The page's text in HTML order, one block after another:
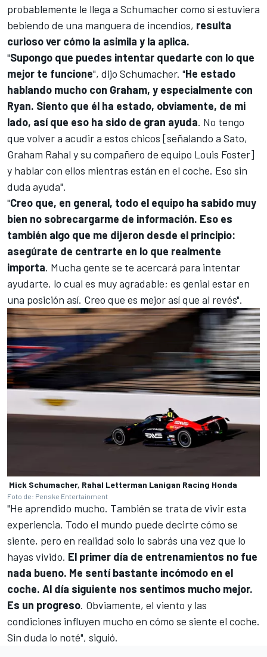
probablemente le llega a Schumacher como si estuviera
bebiendo de una manguera de incendios, resulta
curioso ver cómo la asimila y la aplica.
"Supongo que puedes intentar quedarte con lo que
mejor te funcione", dijo Schumacher. "He estado
hablando mucho con Graham, y especialmente con
Ryan. Siento que él ha estado, obviamente, de mi
lado, así que eso ha sido de gran ayuda. No tengo
que volver a acudir a estos chicos [señalando a Sato,
Graham Rahal y su compañero de equipo Louis Foster]
y hablar con ellos mientras están en el coche. Eso sin
duda ayuda".
"Creo que, en general, todo el equipo ha sabido muy
bien no sobrecargarme de información. Eso es
también algo que me dijeron desde el principio:
asegúrate de centrarte en lo que realmente
importa. Mucha gente se te acercará para intentar
ayudarte, lo cual es muy agradable; es genial estar en
una posición así. Creo que es mejor así que al revés".
Mick Schumacher, Rahal Letterman Lanigan Racing Honda
Foto de: Penske Entertainment
"He aprendido mucho. También se trata de vivir esta
experiencia. Todo el mundo puede decirte cómo se
siente, pero en realidad solo lo sabrás una vez que lo
hayas vivido. El primer día de entrenamientos no fue
nada bueno. Me sentí bastante incómodo en el
coche. Al día siguiente nos sentimos mucho mejor.
Es un progreso. Obviamente, el viento y las
condiciones influyen mucho en cómo se siente el coche.
Sin duda lo noté", siguió.